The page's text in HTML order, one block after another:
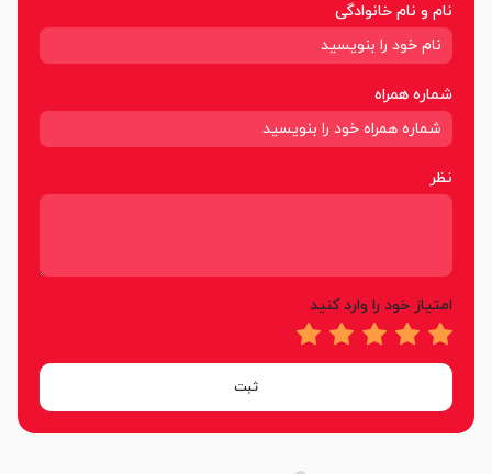
نام و نام خانوادگی
شماره همراه
نظر
امتیاز خود را وارد کنید
ثبت